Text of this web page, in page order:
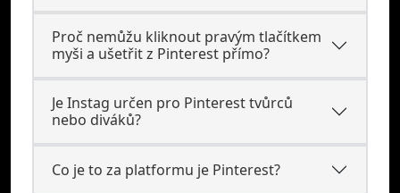
Proč nemůžu kliknout pravým tlačítkem
myši a ušetřit z Pinterest přímo?
Je Instag určen pro Pinterest tvůrců
nebo diváků?
Co je to za platformu je Pinterest?